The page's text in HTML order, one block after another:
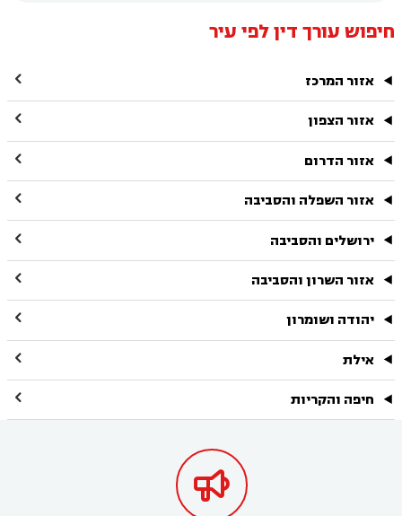
חיפוש עורך דין לפי עיר
אזור המרכז 
אזור הצפון 
אזור הדרום 
אזור השפלה והסביבה 
ירושלים והסביבה 
אזור השרון והסביבה 
יהודה ושומרון 
אילת 
חיפה והקריות 
